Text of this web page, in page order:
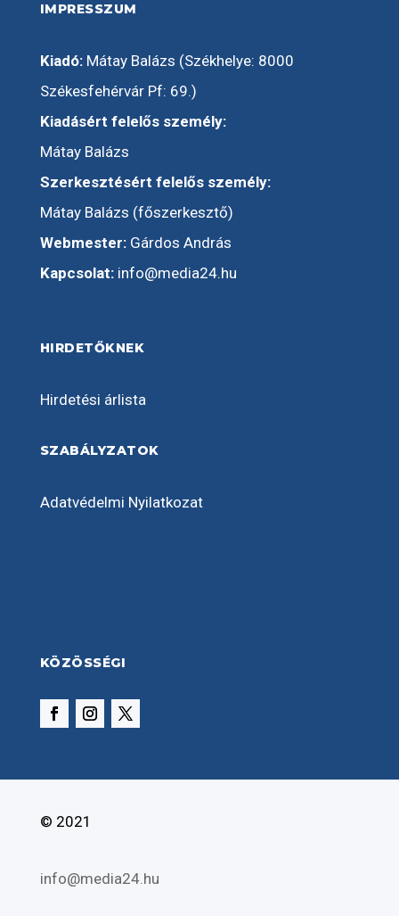
IMPRESSZUM
Kiadó:Mátay Balázs (Székhelye: 8000
Székesfehérvár Pf: 69.)
Kiadásért felelős személy:
Mátay Balázs
Szerkesztésért felelős személy:
Mátay Balázs (főszerkesztő)
Webmester:Gárdos András
Kapcsolat: info@media24.hu
HIRDETŐKNEK
Hirdetési árlista
SZABÁLYZATOK
Adatvédelmi Nyilatkozat
KÖZÖSSÉGI
© 2021
info@media24.hu